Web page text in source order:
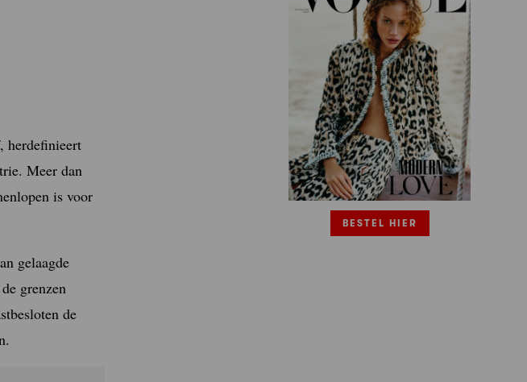
herdefinieert
Meer dan
is voor
gelaagde
grenzen
de
BESTEL HIER